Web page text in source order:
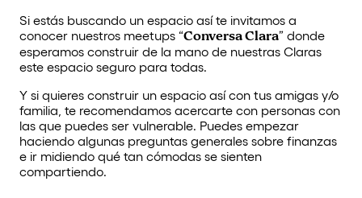
Si estás buscando un espacio así te invitamos a
conocer nuestros meetups “Conversa Clara” donde
esperamos construir de la mano de nuestras Claras
este espacio seguro para todas.
Y si quieres construir un espacio así con tus amigas y/o
familia, te recomendamos acercarte con personas con
las que puedes ser vulnerable. Puedes empezar
haciendo algunas preguntas generales sobre finanzas
e ir midiendo qué tan cómodas se sienten
compartiendo.